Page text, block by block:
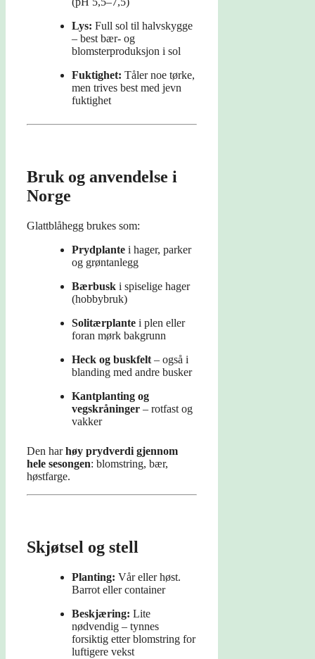
Lys: Full sol til halvskygge
– best bær- og
blomsterproduksjon i sol
Fuktighet: Tåler noe tørke,
men trives best med jevn
fuktighet
Bruk og anvendelse i
Norge
Glattblåhegg brukes som:
Prydplante i hager, parker
og grøntanlegg
Bærbusk i spiselige hager
(hobbybruk)
Solitærplante i plen eller
foran mørk bakgrunn
Heck og buskfelt – også i
blanding med andre busker
Kantplanting og
vegskråninger – rotfast og
vakker
Den harhøy prydverdi gjennom
hele sesongen: blomstring, bær,
høstfarge.
Skjøtsel og stell
Planting: Vår eller høst.
Barrot eller container
Beskjæring: Lite
nødvendig – tynnes
forsiktig etter blomstring for
luftigere vekst